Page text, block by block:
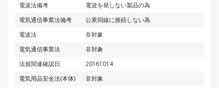
電波法備考
電波を発しない製品の為
電気通信事業法備考
公衆回線に接続しない為
電波法
非対象
電気通信事業法
非対象
法規関連確認日
20161014
電気用品安全法(本体)
非対象